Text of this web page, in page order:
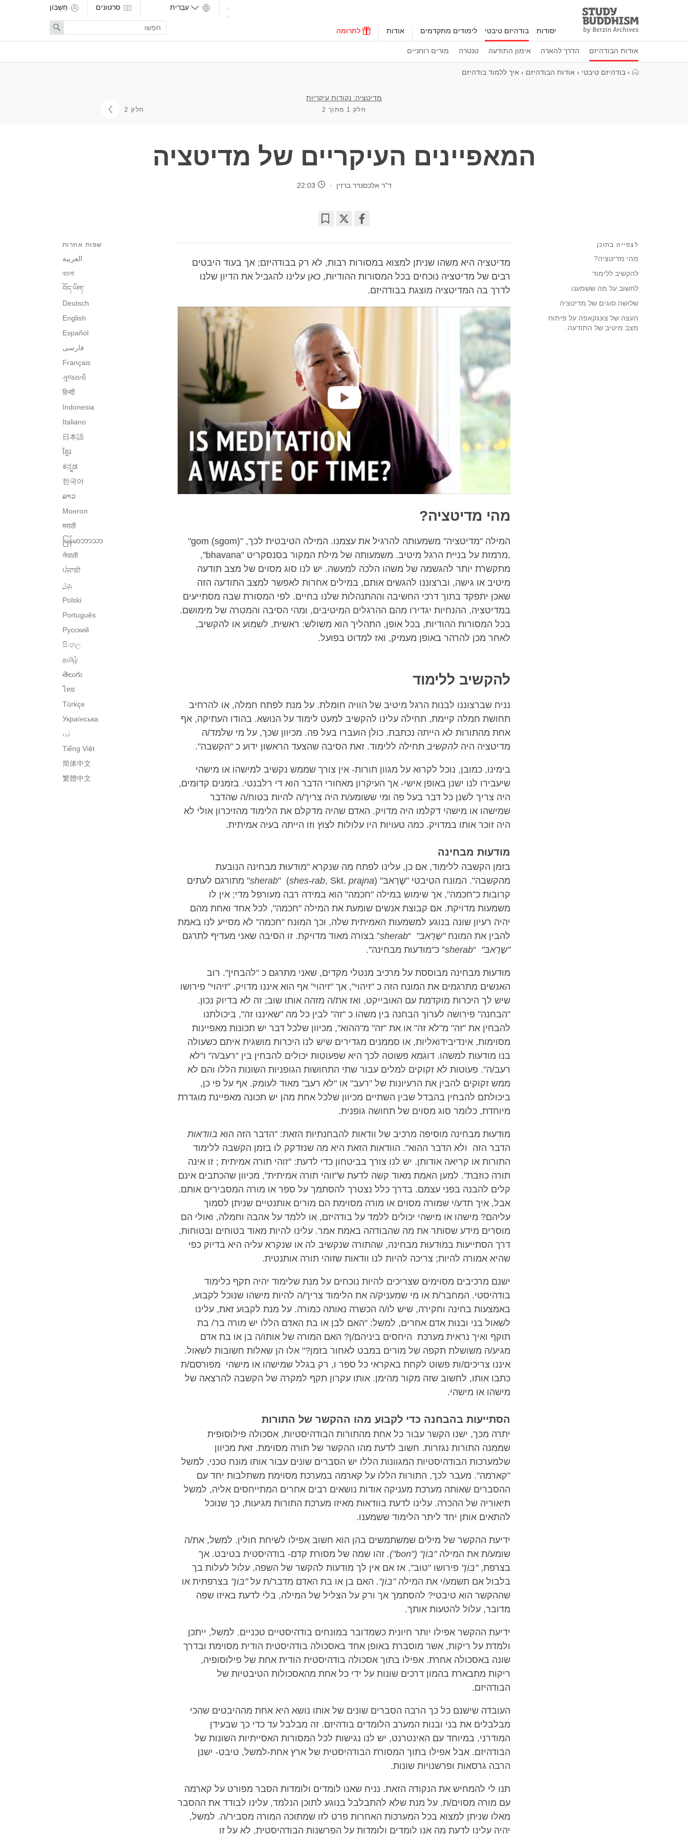
Study
Buddhism
Home
יסודות בודהיזם טיבטי
אודות הבודהיזם הדרך להארה אימון התודעה טנטרה מורים רוחניים
לימודים מתקדמים אודות לתרומה
סרטונים חֶשְׁבּוֹן
Enter
search
term
Search
› בודהיזם טיבטי › אודות הבודהיזם › איך ללמוד בודהיזם
מדיטציה: נקודות עיקריות
חלק 1 מתוך 2 חלק 2
המאפיינים העיקריים של מדיטציה
ד"ר אלכסנדר ברזין 22:03
on
facebook
לצפייה בתוכן
מהי מדיטציה?
להקשיב ללימוד
לחשוב על מה ששמענו
שלושה סוגים של מדיטציה
העצה של צונגקאפה על פיתוח
מצב מיטיב של התודעה.
שפות אחרות
العربية
বাংলা
བོད་ཡིག་
Deutsch
English
Español
فارسی
Français
ગુજરાતી
हिन्दी
Indonesia
Italiano
日本語
ខ្មែរ
ಕನ್ನಡ
한국어
ລາວ
Монгол
मराठी
မြန်မာဘာသာ
नेपाली
ਪੰਜਾਬੀ
پنجابی
Polski
Português
Русский
සිංහල
தமிழ்
తెలుగు
ไทย
Türkçe
Українська
اُردو
Tiếng Việt
简体中文
繁體中文
מדיטציה היא משהו שניתן למצוא במסורות רבות, לא רק בבודהיזם; אך בעוד היבטים
רבים של מדיטציה נוכחים בכל המסורות ההודיות, כאן עלינו להגביל את הדיון שלנו
לדרך בה המדיטציה מוצגת בבודהיזם.
מהי מדיטציה?
המילה "מדיטציה" משמעותה להרגיל את עצמנו. המילה הטיבטית לכך, "gom (sgom)"
,מרמזת על בניית הרגל מיטיב. משמעותה של מילת המקור בסנסקריט "bhavana",
מתקשרת יותר להגשמה של משהו הלכה למעשה. יש לנו סוג מסוים של מצב תודעה
מיטיב או גישה, וברצוננו להגשים אותם, במילים אחרות לאפשר למצב התודעה הזה
שאכן יתפקד בתוך דרכי החשיבה וההתנהלות שלנו בחיים. לפי המסורת שבה מסתייעים
במדיטציה, ההנחיות יגדירו מהם ההרגלים המיטיבים, ומהי הסיבה והמטרה של מימושם.
בכל המסורות ההודיות, בכל אופן, התהליך הוא משולש: ראשית, לשמוע או להקשיב,
לאחר מכן להרהר באופן מעמיק, ואז למדוט בפועל.
להקשיב ללימוד
נניח שברצוננו לבנות הרגל מיטיב של הוויה חומלת. על מנת לפתח חמלה, או להרחיב
תחושת חמלה קיימת, תחילה עלינו להקשיב למעט לימוד על הנושא. בהודו העתיקה, אף
אחת מהתורות לא הייתה נכתבת. כולן הועברו בעל פה. מכיוון שכך, על מי שלמד/ה
מדיטציה היה להקשיב תחילה ללימוד. זאת הסיבה שהצעד הראשון ידוע כ "הקשבה".
בימינו, כמובן, נוכל לקרוא על מגוון תורות- אין צורך שממש נקשיב למישהו או מישהי
שיעבירו לנו ישנן באופן אישי- אך העיקרון מאחורי הדבר הוא די רלבנטי. בזמנים קדומים,
היה צריך לשנן כל דבר בעל פה ומי ששומע/ת היה צריך/ה להיות בטוח/ה שהדבר
שמישהו או מישהי דקלמו היה מדויק. האדם שהיה מדקלם את הלימוד מהזיכרון אולי לא
היה זוכר אותו במדויק. כמה טעויות היו עלולות לצוץ וזו הייתה בעיה אמיתית.
מוּדעוּת מבחינה
בזמן הקשבה ללימוד, אם כן, עלינו לפתח מה שנקרא "מוּדעוּת מבחינה הנובעת
מהקשבה". המונח הטיבטי "שֶרַאבּ"
sherab" (shes-rab, Skt. prajna
)" מתורגם לעתים
קרובות כ"חכמה", אך שימוש במילה "חכמה" הוא במידה רבה מעורפל מדי; אין לו
משמעות מדויקת. אם קבוצת אנשים שומעת את המילה "חכמה", לכל אחד ואחת מהם
יהיה רעיון שונה בנוגע למשמעות האמיתית שלה, וכך המונח "חכמה" לא מסייע לנו באמת
להבין את המונח"שֶרַאבּ" “
sherab” בצורה מאוד מדויקת. זו הסיבה שאני מעדיף לתרגם
"שֶרַאבּ" “
sherab” כ"מוּדעוּת מבחינה".
מוּדעוּת מבחינה מבוססת על מרכיב מנטלי מקדים, שאני מתרגם כ "להבחין". רוב
האנשים מתרגמים את המונח הזה כ "זיהוי", אך "זיהוי" אף הוא איננו מדויק. "זיהוי" פירושו
שיש לך היכרות מוקדמת עם האובייקט, ואז את/ה מזהה אותו שוב; זה לא בדיוק נכון.
"הבחנה" פירושה לערוך הבחנה בין משהו כ "זה" לבין כל מה "שאיננו זה", ביכולתנו
להבחין את "זה" מ"לא זה" או את "זה" מ"ההוא", מכיוון שלכל דבר יש תכונות מאפיינות
מסוימות, אינדיבידואליות, או סממנים מגדירים שיש לנו היכרות מושגית איתם כשעולה
בנו מודעות למשהו. דוגמא פשוטה לכך היא שפעוטות יכולים להבחין בין "רעב/ה" ו"לא
רעב/ה". פעוטות לא זקוקים למלים עבור שתי התחושות הגופניות השונות הללו והם לא
ממש זקוקים להבין את הרעיונות של "רעב" או "לא רעב" מאוד לעומק. אף על פי כן,
ביכולתם להבחין בהבדל שבין השתיים מכיוון שלכל אחת מהן יש תכונה מאפיינת מוגדרת
מיוחדת, כלומר סוג מסוים של תחושה גופנית.
מוּדעוּת מבחינה מוסיפה מרכיב של וודאות להבחנתיות הזאת: "הדבר הזה הוא בוודאות
הדבר הזה ולא הדבר ההוא". הוודאות הזאת היא מה שנזדקק לו בזמן הקשבה ללימוד
התורות או קריאה אודותן. יש לנו צורך בביטחון כדי לדעת: "זוהי תורה אמיתית ; זו אינה
תורה כוזבת". למען האמת מאוד קשה לדעת ש"זוהי תורה אמיתית", מכיוון שהכתבים אינם
קלים להבנה בפני עצמם. בדרך כלל נצטרך להסתמך על ספר או מורה המסבירים אותם.
אבל, איך תדע/י שמורה מסוים או מורה מסוימת הם מורים אותנטיים שניתן לסמוך
עליהם? מישהו או מישהי יכולים ללמד על בודהיזם, או ללמד על אהבה וחמלה, ואולי הם
מוסרים מידע שסותר את מה שהבודהה באמת אמר. עלינו להיות מאוד בטוחים ובטוחות,
דרך הסתייעות במוּדעוּת מבחינה, שהתורה שנקשיב לה או שנקרא עליה היא בדיוק כפי
שהיא אמורה להיות; צריכה להיות לנו וודאות שזוהי תורה אותנטית.
ישנם מרכיבים מסוימים שצריכים להיות נוכחים על מנת שלימוד יהיה תקף כלימוד
בודהיסטי. המחבר/ת או מי שמעניק/ה את הלימוד צריך/ה להיות מישהו שנוכל לקבוע,
באמצעות בחינה וחקירה, שיש לו/ה הכשרה נאותה כמורה. על מנת לקבוע זאת, עלינו
לשאול בני ובנות אדם אחרים, למשל: "האם לבן או בת האדם הללו יש מורה בר/ בת
תוקף ואיך נראית מערכת היחסים ביניהם/ן? האם המורה של אותו/ה בן או בת אדם
מגיע/ה משושלת תקפה של מורים במבט לאחור בזמן?" אלו הן שאלות חשובות לשאול.
איננו צריכים/ות פשוט לקחת באקראי כל ספר ו, רק בגלל שמישהו או מישהי מפורסם/ת
כתבו אותו, לחשוב שזה מקור מהימן. אותו עקרון תקף למקרה של הקשבה להרצאה של
מישהו או מישהי.
הסתייעות בהבחנה כדי לקבוע מהו ההקשר של התורות
יתרה מכך, ישנו הקשר עבור כל אחת מהתורות הבודהיסטיות, אסכולה פילוסופית
שממנה התורות נגזרות. חשוב לדעת מהו ההקשר של תורה מסוימת. זאת מכיוון
שלמערכות הבודהיסטיות המגוונות הללו יש הסברים שונים עבור אותו מונח טכני, למשל
"קארמה". מעבר לכך, התורות הללו על קארמה במערכת מסוימת משתלבות יחד עם
ההסברים שאותה מערכת מעניקה אודות נושאים רבים אחרים המתייחסים אליה, למשל
תיאוריה של ההכרה. עלינו לדעת בוודאות מאיזו מערכת התורות מגיעות, כך שנוכל
להתאים אותן יחד ליתר הלימוד ששמענו.
ידיעת ההקשר של מילים שמשתמשים בהן הוא חשוב אפילו לשיחת חולין. למשל, את/ה
שומע/ת את המילה"בּוֹן" ("bon").
זהו שמה של מסורת קדם- בודהיסטית בטיבט. אך
בצרפת,"בּוֹן" פירושו "טוב", אז אם אין לך מודעות להקשר של השפה, עלול לעלות בך
בלבול אם תשמע/י את המילה"בּוֹן". האם בן או בת האדם מדבר/ת על"בּוֹן" בצרפתית או
שההקשר הוא טיבטי? להסתמך אך ורק על הצליל של המילה, בלי לדעת באיזו שפה
מדובר, עלול להטעות אותך.
ידיעת ההקשר אפילו יותר חיונית כשמדובר במונחים בודהיסטיים טכניים. למשל, ייתכן
ולמדת על ריקות, אשר מוסברת באופן אחד באסכולה בודהיסטית הודית מסוימת ובדרך
שונה באסכולה אחרת. אפילו בתוך אסכולה בודהיסטית הודית אחת של פילוסופיה,
ריקות מתבארת בהמון דרכים שונות על ידי כל אחת מהאסכולות הטיבטיות של
הבודהיזם.
העובדה שישנם כל כך הרבה הסברים שונים של אותו נושא היא אחת מההיבטים שהכי
מבלבלים את בני ובנות המערב הלומדים בודהיזם. זה מבלבל עד כדי כך שבעידן
המודרני, במיוחד עם האינטרנט, יש לנו נגישות לכל המסורות האסייתיות השונות של
הבודהיזם. אבל אפילו בתוך המסורת הבודהיסטית של ארץ אחת-למשל, טיבט- ישנן
הרבה גרסאות ופרשנויות שונות.
תנו לי להמחיש את הנקודה הזאת. נניח שאנו לומדים ולומדות הסבר מפורט על קארמה
עם מורה מסוים/ת. על מנת שלא להתבלבל בנוגע לתוכן הנלמד, עלינו לבודד את ההסבר
מאלו שניתן למצוא בכל המערכות האחרות פרט לזו שמתוכה המורה מסביר/ה. למשל,
יהיה עלינו לדעת מה אנו לומדים ולומדות על הפרשנות הבודהיסטית, לא על זו